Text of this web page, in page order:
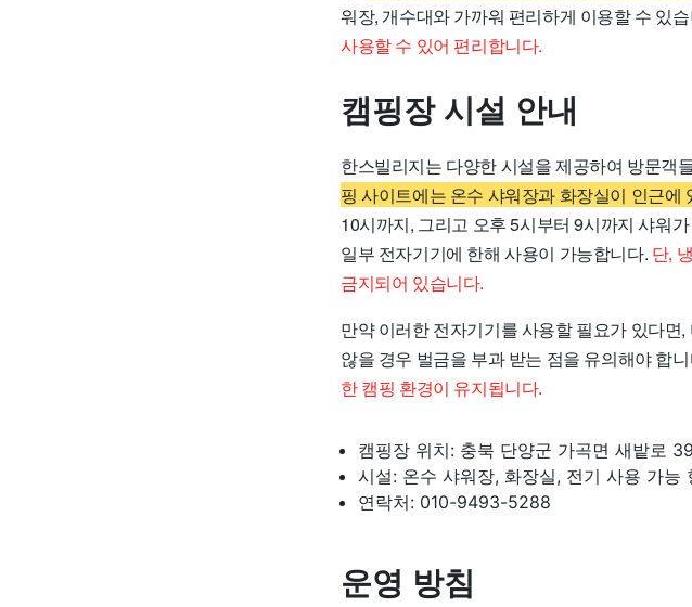
워장, 개수대와 가까워 편리하게 이용할 수 있
사용할 수 있어 편리합니다.
캠핑장 시설 안내
한스빌리지는 다양한 시설을 제공하여 방문객
핑 사이트에는 온수 샤워장과 화장실이 인근에
10시까지, 그리고 오후 5시부터 9시까지 샤워
일부 전자기기에 한해 사용이 가능합니다. 단,
금지되어 있습니다.
만약 이러한 전자기기를 사용할 필요가 있다
않을 경우 벌금을 부과 받는 점을 유의해야 합
한 캠핑 환경이 유지됩니다.
캠핑장 위치: 충북 단양군 가곡면 새밭로
시설: 온수 샤워장, 화장실, 전기 사용 가능
연락처: 010-9493-5288
운영 방침